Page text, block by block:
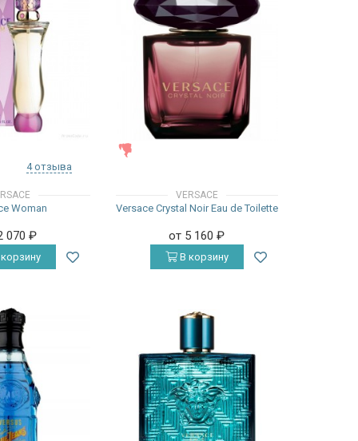
4 отзыва
Woman
070₽
VERSACE
Versace Crystal Noir Eau de Toilette
от 5 160₽
В корзину